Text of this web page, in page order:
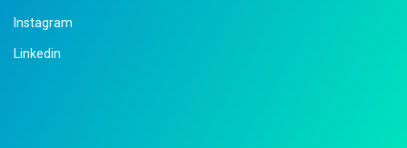
Instagram
Linkedin